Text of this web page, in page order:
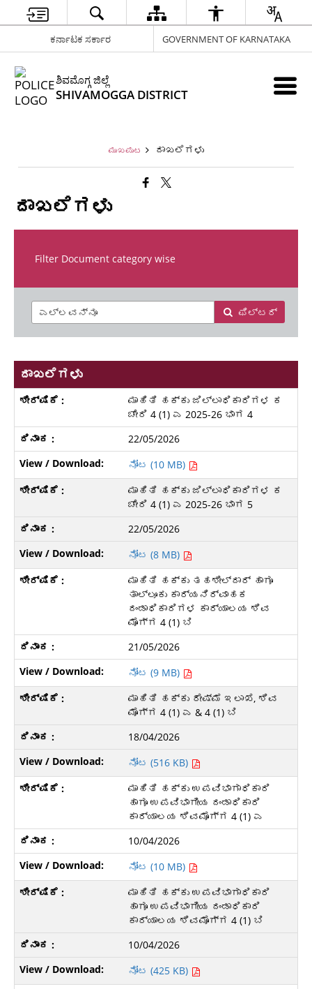
ಕರ್ನಾಟಕ ಸರ್ಕಾರ GOVERNMENT OF KARNATAKA
ಶಿವಮೊಗ್ಗ ಜಿಲ್ಲೆ
SHIVAMOGGA DISTRICT
ಮುಖಪುಟ ದಾಖಲೆಗಳು
ದಾಖಲೆಗಳು
Filter Document category wise
ಫಿಲ್ಟರ್
ದಾಖಲೆಗಳು
ಮಾಹಿತಿ ಹಕ್ಕು ಜಿಲ್ಲಾಧಿಕಾರಿಗಳ ಕ
ಚೇರಿ 4 (1) ಎ 2025-26 ಭಾಗ 4
22/05/2026
ನೋಟ (10 MB)
ಮಾಹಿತಿ ಹಕ್ಕು ಜಿಲ್ಲಾಧಿಕಾರಿಗಳ ಕ
ಚೇರಿ 4 (1) ಎ 2025-26 ಭಾಗ 5
22/05/2026
ನೋಟ (8 MB)
ಮಾಹಿತಿ ಹಕ್ಕು ತಹಶೀಲ್ದಾರ್ ಹಾಗೂ
ತಾಲ್ಲೂಕು ಕಾರ್ಯನಿರ್ವಾಹಕ
ದಂಡಾಧಿಕಾರಿಗಳ ಕಾರ್ಯಾಲಯ ಶಿವ
ಮೊಗ್ಗ 4 (1) ಬಿ
21/05/2026
ನೋಟ (9 MB)
ಮಾಹಿತಿ ಹಕ್ಕು ರೇಷ್ಮೆ ಇಲಾಖೆ, ಶಿವ
ಮೊಗ್ಗ 4 (1) ಎ & 4 (1) ಬಿ
18/04/2026
ನೋಟ (516 KB)
ಮಾಹಿತಿ ಹಕ್ಕು ಉಪವಿಭಾಗಾಧಿಕಾರಿ
ಹಾಗೂ ಉಪವಿಭಾಗೀಯ ದಂಡಾಧಿಕಾರಿ
ಕಾರ್ಯಾಲಯ ಶಿವಮೊಗ್ಗ 4 (1) ಎ
10/04/2026
ನೋಟ (10 MB)
ಮಾಹಿತಿ ಹಕ್ಕು ಉಪವಿಭಾಗಾಧಿಕಾರಿ
ಹಾಗೂ ಉಪವಿಭಾಗೀಯ ದಂಡಾಧಿಕಾರಿ
ಕಾರ್ಯಾಲಯ ಶಿವಮೊಗ್ಗ 4 (1) ಬಿ
10/04/2026
ನೋಟ (425 KB)